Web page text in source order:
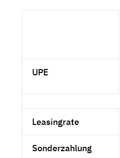
UPE
Leasingrate
Sonderzahlung